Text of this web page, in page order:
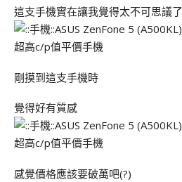
這支手機實在讓我覺得太不可思議了
剛摸到這支手機時
覺得好有質感
感覺價格應該要破萬吧(?)